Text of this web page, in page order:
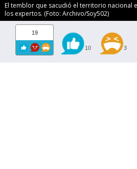
El temblor que sacudió el territorio nacional
los expertos. (Foto: Archivo/Soy502)
19
10 3